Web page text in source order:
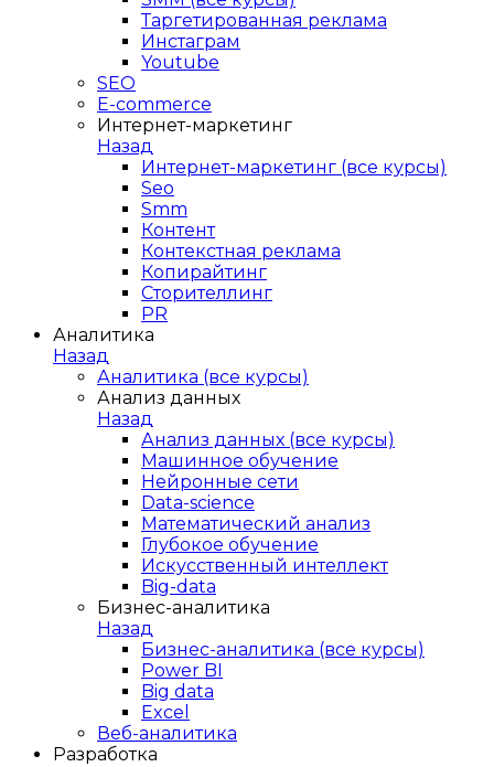
Таргетированная реклама
Инстаграм
Youtube
SEO
E-сommerce
Интернет-маркетинг
Назад
Интернет-маркетинг (все курсы)
Seo
Smm
Контент
Контекстная реклама
Копирайтинг
Сторителлинг
PR
Аналитика
Назад
Аналитика (все курсы)
Анализ данных
Назад
Анализ данных (все курсы)
Машинное обучение
Нейронные сети
Data-science
Математический анализ
Глубокое обучение
Искусственный интеллект
Big-data
Бизнес-аналитика
Назад
Бизнес-аналитика (все курсы)
Power BI
Big data
Excel
Веб-аналитика
Разработка